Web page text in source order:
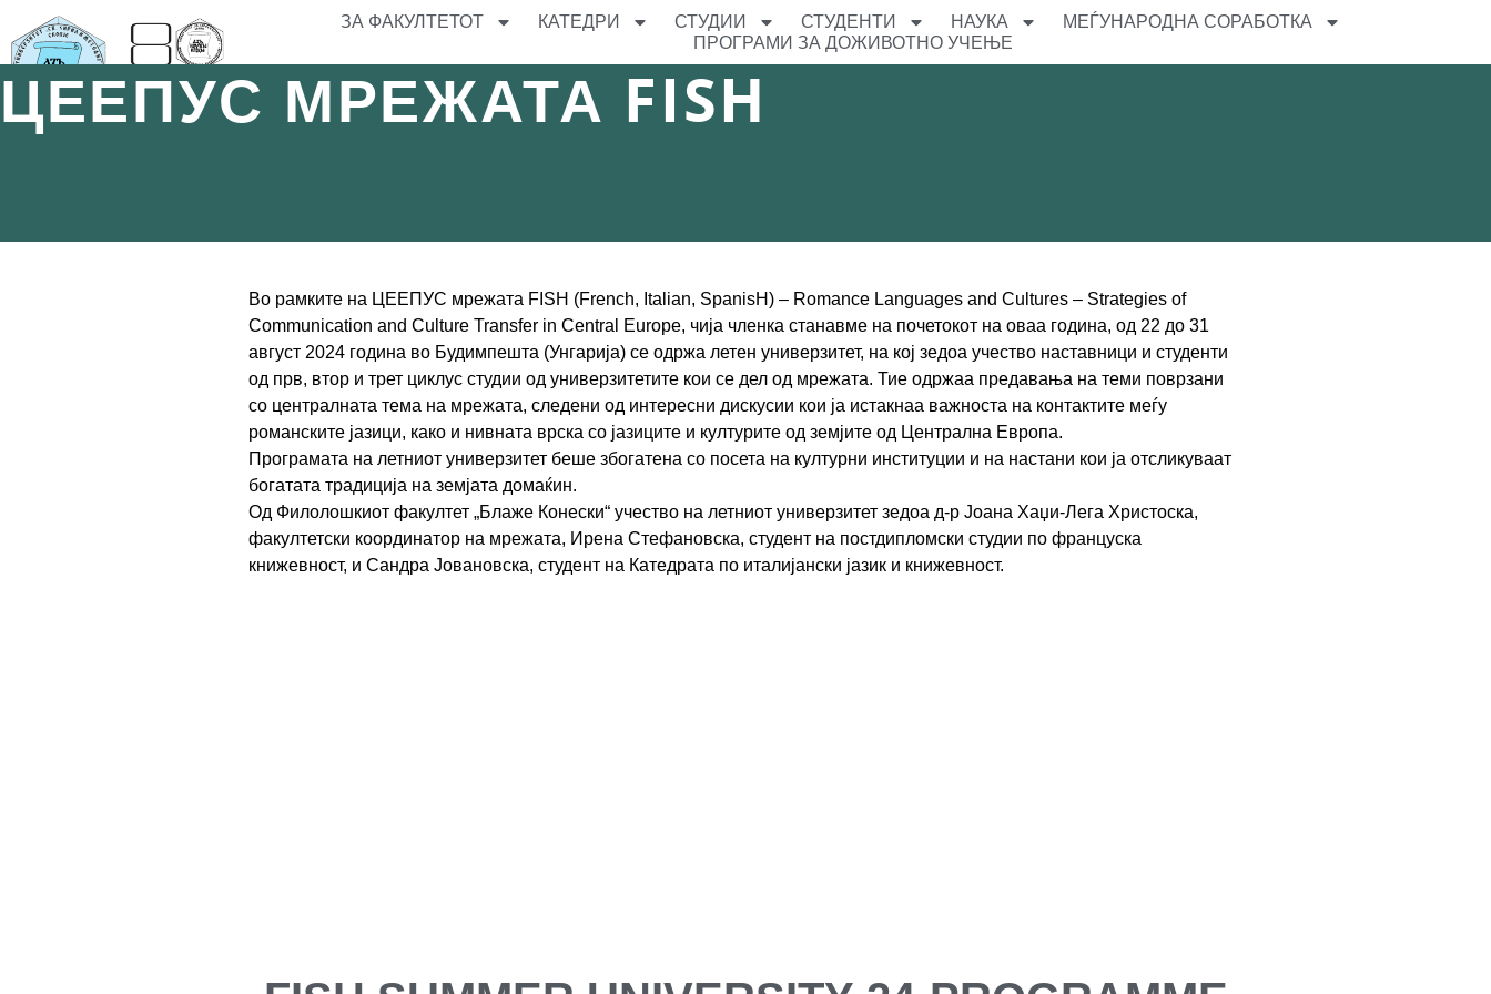
ЗА ФАКУЛТЕТОТ КАТЕДРИ СТУДИИ СТУДЕНТИ НАУКА
МЕЃУНАРОДНА СОРАБОТКА
ПРОГРАМИ ЗА ДОЖИВОТНО УЧЕЊЕ
ЦЕЕПУС МРЕЖАТА FISH
Во рамките на ЦЕЕПУС мрежата FISH (French, Italian, SpanisH) – Romance Languages and Cultures – Strategies of
Communication and Culture Transfer in Central Europe, чија членка станавме на почетокот на оваа година, од 22 до 31
август 2024 година во Будимпешта (Унгарија) се одржа летен универзитет, на кој зедоа учество наставници и студенти
од прв, втор и трет циклус студии од универзитетите кои се дел од мрежата. Тие одржаа предавања на теми поврзани
со централната тема на мрежата, следени од интересни дискусии кои ја истакнаа важноста на контактите меѓу
романските јазици, како и нивната врска со јазиците и културите од земјите од Централна Европа.
Програмата на летниот универзитет беше збогатена со посета на културни институции и на настани кои ја отсликуваат
богатата традиција на земјата домаќин.
Од Филолошкиот факултет „Блаже Конески“ учество на летниот универзитет зедоа д-р Јоана Хаџи-Лега Христоска,
факултетски координатор на мрежата, Ирена Стефановска, студент на постдипломски студии по француска
книжевност, и Сандра Јовановска, студент на Катедрата по италијански јазик и книжевност.